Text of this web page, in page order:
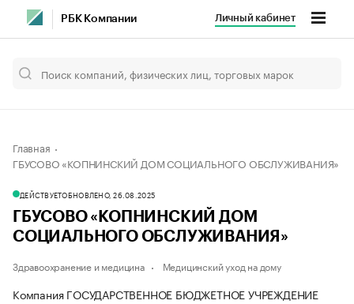
РБК Компании Личный кабинет
Главная
ГБУСОВО «КОПНИНСКИЙ ДОМ СОЦИАЛЬНОГО ОБСЛУЖИВАНИЯ»
ДЕЙСТВУЕТОБНОВЛЕНО, 26.08.2025
ГБУСОВО «КОПНИНСКИЙ ДОМ
СОЦИАЛЬНОГО ОБСЛУЖИВАНИЯ»
Здравоохранение и медицина Медицинский уход на дому
Компания ГОСУДАРСТВЕННОЕ БЮДЖЕТНОЕ УЧРЕЖДЕНИЕ